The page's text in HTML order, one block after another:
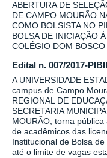
ABERTURA DE
DE CAMPO MOURÃO
COMO BOLSISTA NO
BOLSA DE INICIAÇÃO
COLÉGIO DOM
Edital n. 007/2017-
A UNIVERSIDADE
campus de Campo
REGIONAL DE
SECRETARIA
MOURÃO, torna
de acadêmicos das
Institucional de Bolsa de
até o limite de vagas